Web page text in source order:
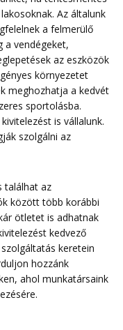
Az általunk
a felmerülő
a vendégeket,
az eszközök
környezetet
meghozhatja a kedvét
sportolásba.
is vállalunk.
szolgálni az
találhat az
között több korábbi
ötletet is adhatnak
kedvező
keretein
hozzánk
, ahol munkatársaink